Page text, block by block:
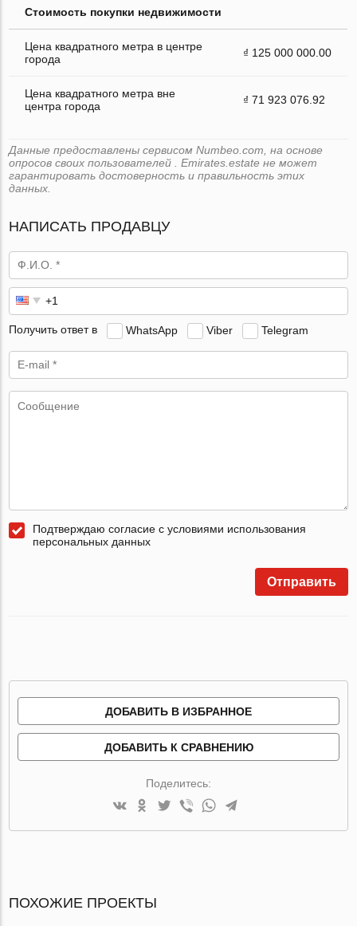
Стоимость покупки недвижимости
Цена квадратного метра в центре
города
₫ 125 000 000.00
Цена квадратного метра вне
центра города
₫ 71 923 076.92
Данные предоставлены сервисом Numbeo.com, на основе
опросов своих пользователей . Emirates.estate не может
гарантировать достоверность и правильность этих
данных.
НАПИСАТЬ ПРОДАВЦУ
Получить ответ в WhatsApp Viber Telegram
Подтверждаю согласие с условиями использования
персональных данных
Отправить
ДОБАВИТЬ В ИЗБРАННОЕ
ДОБАВИТЬ К СРАВНЕНИЮ
Поделитесь:
ПОХОЖИЕ ПРОЕКТЫ